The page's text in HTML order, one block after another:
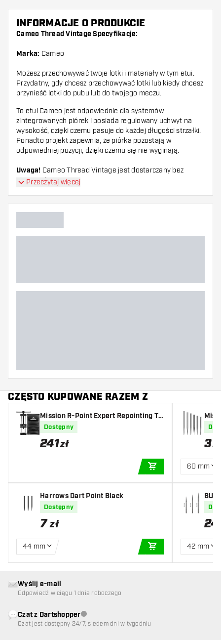
INFORMACJE O PRODUKCIE
Cameo Thread Vintage Specyfikacje:
Marka: Cameo
Możesz przechowywać twoje lotki i materiały w tym etui.
Przydatny, gdy chcesz przechowywać lotki lub kiedy chcesz
przynieść lotki do pubu lub do twojego meczu.
To etui Cameo jest odpowiednie dla systemów
zintegrowanych piórek i posiada regulowany uchwyt na
wysokość, dzięki czemu pasuje do każdej długości strzałki.
Ponadto projekt zapewnia, że piórka pozostają w
odpowiedniej pozycji, dzięki czemu się nie wyginają.
Uwaga! Cameo Thread Vintage jest dostarczany bez
akcesoriów.
Przeczytaj więcej
CZĘSTO KUPOWANE RAZEM Z
Mission R-Point Expert Repointing To
olDostępny
241zł
DODAJ DO
Harrows Dart Point Black
Dostępny
7 zł
44 mm
DODAJ DO
3zł
60 mm
24
42 mm
Wyślij e-mail
Odpowiedź w ciągu 1 dnia roboczego
Czat z DartshopperObsługa klienta niedostępna
Czat jest dostępny 24/7, siedem dni w tygodniu